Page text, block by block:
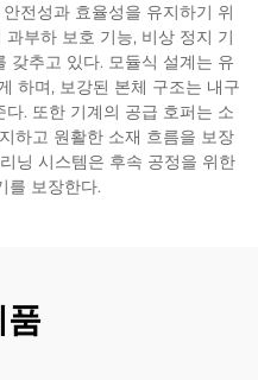
전성과 효율성을 유지하기 위
부하 보호 기능, 비상 정지 기
갖추고 있다. 모듈식 설계는 유
하며, 보강된 본체 구조는 내구
. 또한 기계의 공급 호퍼는 소
고 원활한 소재 흐름을 보장
닝 시스템은 후속 공정을 위한
를 보장한다.
품